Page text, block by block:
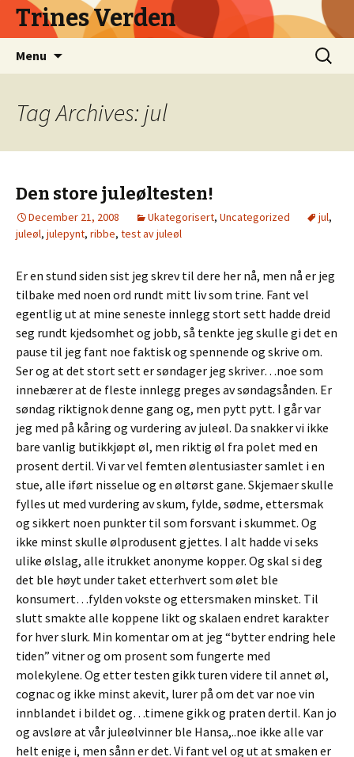
Trines Verden
Menu
Search
for:
Tag Archives: jul
Den store juleøltesten!
December 21, 2008 Ukategorisert, Uncategorized jul,
juleøl, julepynt, ribbe, test av juleøl
Er en stund siden sist jeg skrev til dere her nå, men nå er jeg
tilbake med noen ord rundt mitt liv som trine. Fant vel
egentlig ut at mine seneste innlegg stort sett hadde dreid
seg rundt kjedsomhet og jobb, så tenkte jeg skulle gi det en
pause til jeg fant noe faktisk og spennende og skrive om.
Ser og at det stort sett er søndager jeg skriver…noe som
innebærer at de fleste innlegg preges av søndagsånden. Er
søndag riktignok denne gang og, men pytt pytt. I går var
jeg med på kåring og vurdering av juleøl. Da snakker vi ikke
bare vanlig butikkjøpt øl, men riktig øl fra polet med en
prosent dertil. Vi var vel femten ølentusiaster samlet i en
stue, alle iført nisselue og en øltørst gane. Skjemaer skulle
fylles ut med vurdering av skum, fylde, sødme, ettersmak
og sikkert noen punkter til som forsvant i skummet. Og
ikke minst skulle ølprodusent gjettes. I alt hadde vi seks
ulike ølslag, alle itrukket anonyme kopper. Og skal si deg
det ble høyt under taket etterhvert som ølet ble
konsumert…fylden vokste og ettersmaken minsket. Til
slutt smakte alle koppene likt og skalaen endret karakter
for hver slurk. Min komentar om at jeg “bytter endring hele
tiden” vitner og om prosent som fungerte med
molekylene. Og etter testen gikk turen videre til annet øl,
cognac og ikke minst akevit, lurer på om det var noe vin
innblandet i bildet og…timene gikk og praten dertil. Kan jo
og avsløre at vår juleølvinner ble Hansa,..noe ikke alle var
helt enige i, men sånn er det. Vi fant vel og ut at smaken er